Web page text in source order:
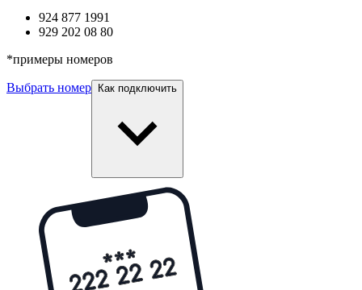
924 877 1991
929 202 08 80
*примеры номеров
Выбрать номер Как подключить